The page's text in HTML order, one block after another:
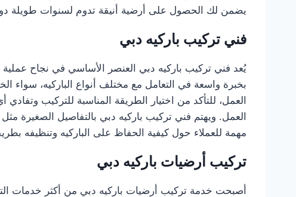
يضمن لك الحصول على أرضية أنيقة تدوم لسنوات طويلة
فني تركيب باركيه دبي
يُعد فني تركيب باركيه دبي العنصر الأساسي في نجاح عملية
بخبرة واسعة في التعامل مع مختلف أنواع الباركيه، سواء
العمل، للتأكد من اختيار الطريقة المناسبة للتركيب
العمل. ويهتم فني تركيب باركيه دبي بالتفاصيل الصغيرة
مهمة للعملاء حول كيفية الحفاظ على الباركيه وتنظيفه
تركيب أرضيات باركيه دبي
أصبحت خدمة تركيب أرضيات باركيه دبي من أكثر خدمات